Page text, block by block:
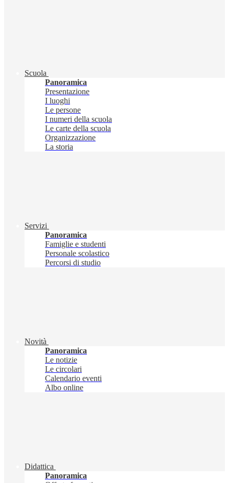
Scuola
Panoramica
Presentazione
I luoghi
Le persone
I numeri della scuola
Le carte della scuola
Organizzazione
La storia
Servizi
Panoramica
Famiglie e studenti
Personale scolastico
Percorsi di studio
Novità
Panoramica
Le notizie
Le circolari
Calendario eventi
Albo online
Didattica
Panoramica